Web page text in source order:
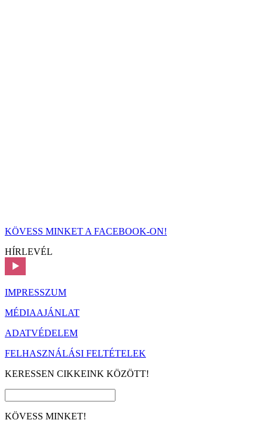
KÖVESS MINKET A FACEBOOK-ON!
HÍRLEVÉL
IMPRESSZUM
MÉDIAAJÁNLAT
ADATVÉDELEM
FELHASZNÁLÁSI FELTÉTELEK
KERESSEN CIKKEINK KÖZÖTT!
KÖVESS MINKET!